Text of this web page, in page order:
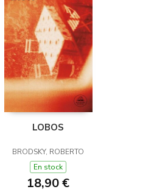
LOBOS
BRODSKY, ROBERTO
En stock
18,90 €